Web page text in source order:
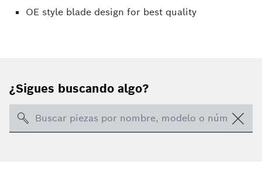
OE style blade design for best quality
¿Sigues buscando algo?
Search